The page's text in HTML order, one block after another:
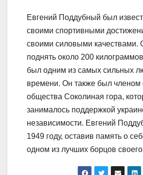
Евгений Поддубный был
своими спортивными
своими силовыми качествами.
поднять около 200
был одним из самых сильных
времени. Он также был членом
общества Соколиная гора,
занималось поддержкой
независимости. Евгений
1949 году, оставив память о
одном из лучших борцов